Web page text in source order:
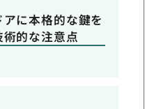
に本格的な鍵を
的な注意点